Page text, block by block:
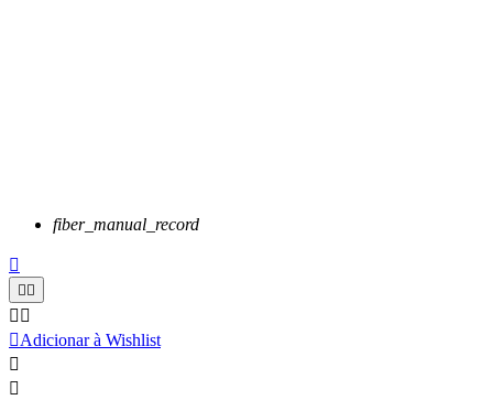
fiber_manual_record

 
 
Adicionar à Wishlist

